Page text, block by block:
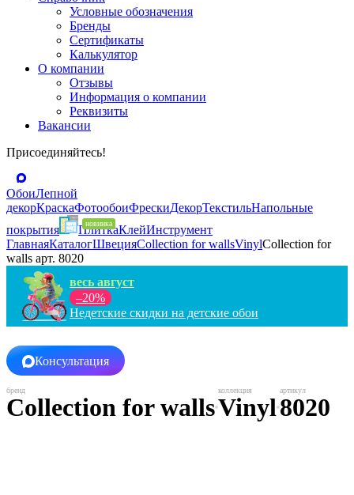
Условные обозначения
Бренды
Сертификаты
Калькулятор
О компании
Отзывы
Информация о компании
Реквизиты
Вакансии
Присоединяйтесь!
ОбоиЛепной
декорКраскаФотообоиФрескиДекорТекстильНапольные
покрытия
ПлиткаКлейИнструмент
ГлавнаяКаталогШвецияCollection for wallsVinylCollection for
walls арт. 8020
весь август
–20%
Недетские скидки на детские обои
Консультация
Collection for wallsVinyl8020